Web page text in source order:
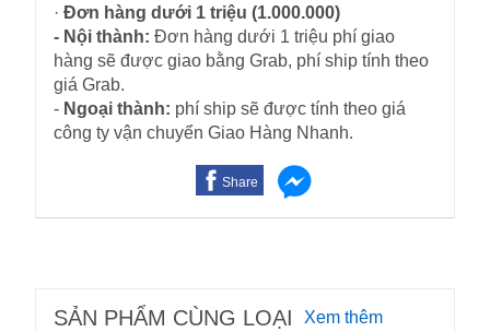
· Đơn hàng dưới 1 triệu (1.000.000)
- Nội thành: Đơn hàng dưới 1 triệu phí giao
hàng sẽ được giao bằng Grab, phí ship tính theo
giá Grab.
- Ngoại thành: phí ship sẽ được tính theo giá
công ty vận chuyển Giao Hàng Nhanh.
Share
SẢN PHẨM CÙNG LOẠI Xem thêm